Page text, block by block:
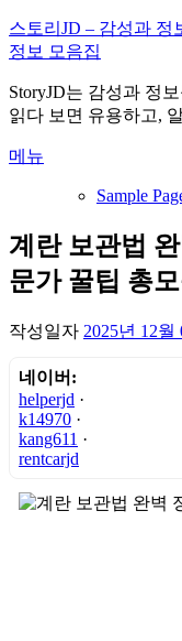
내
용
로
바
가
스토리JD – 감성과
정보 모음집
StoryJD는 감성과 정
읽다 보면 유용하고,
메뉴
Sample
계란 보관법
문가 꿀팁 총
작성일자 2025년 12월
네이버:
helperjd ·
k14970 ·
kang611 ·
rentcarjd